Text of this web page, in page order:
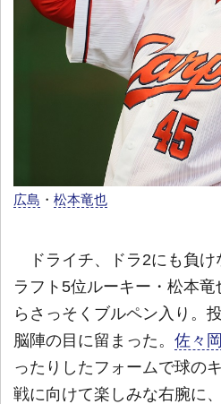
広島 ・ 松本竜也
ドライチ、ドラ2にも負け
ラフト5位ルーキー・松本
らさっそくブルペン入り。
脳陣の目に留まった。 佐々
ったりしたフォームで球の
戦に向けて楽しみな右腕に